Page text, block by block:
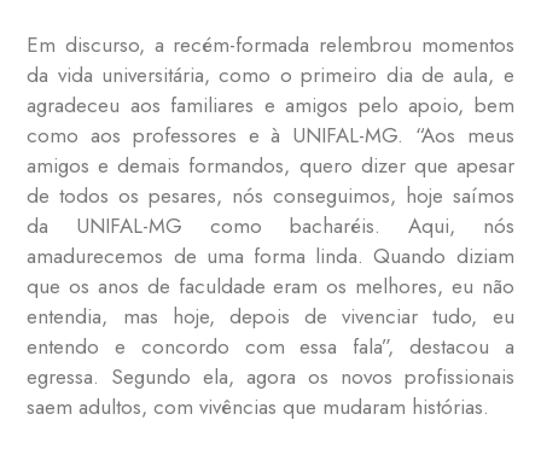
Em discurso, a recém-formada relembrou momentos
da vida universitária, como o primeiro dia de aula, e
agradeceu aos familiares e amigos pelo apoio, bem
como aos professores e à UNIFAL-MG. “Aos meus
amigos e demais formandos, quero dizer que apesar
de todos os pesares, nós conseguimos, hoje saímos
da UNIFAL-MG como bacharéis. Aqui, nós
amadurecemos de uma forma linda. Quando diziam
que os anos de faculdade eram os melhores, eu não
entendia, mas hoje, depois de vivenciar tudo, eu
entendo e concordo com essa fala”, destacou a
egressa. Segundo ela, agora os novos profissionais
saem adultos, com vivências que mudaram histórias.